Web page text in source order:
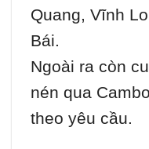
Quang, Vĩnh
Bái.
Ngoài ra còn
nén qua
theo yêu cầu.